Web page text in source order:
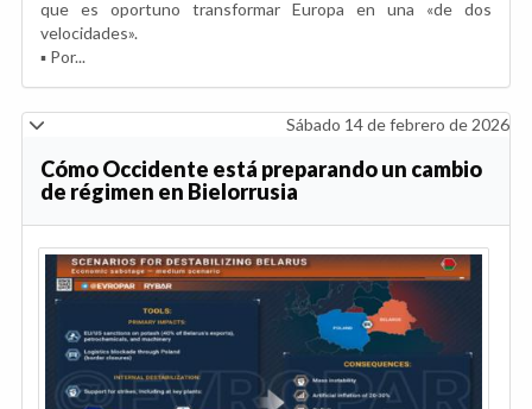
que es oportuno transformar Europa en una «de dos
velocidades».
▪️ Por...
Sábado 14 de febrero de 2026
Cómo Occidente está preparando un cambio
de régimen en Bielorrusia